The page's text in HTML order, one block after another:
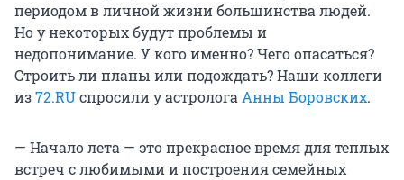
периодом в личной жизни большинства людей.
Но у некоторых будут проблемы и
недопонимание. У кого именно? Чего опасаться?
Строить ли планы или подождать? Наши коллеги
из72.RUcпросили у астрологаАнны Боровских.
— Начало лета — это прекрасное время для теплых
встреч с любимыми и построения семейных